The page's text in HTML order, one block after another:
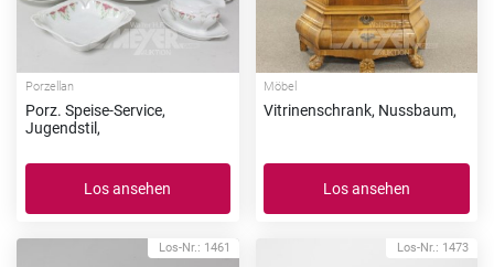
Porzellan
Porz. Speise-Service,
Jugendstil,
Los ansehen
Möbel
Vitrinenschrank, Nussbaum,
Los ansehen
Los-Nr.: 1461 Los-Nr.: 1473